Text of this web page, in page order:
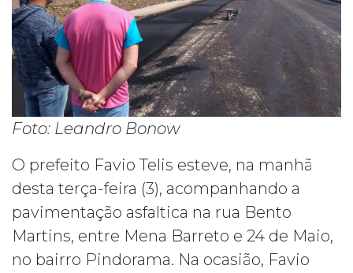
Foto: Leandro Bonow
O prefeito Favio Telis esteve, na manhã
desta terça-feira (3), acompanhando a
pavimentação asfaltica na rua Bento
Martins, entre Mena Barreto e 24 de Maio,
no bairro Pindorama. Na ocasião, Favio